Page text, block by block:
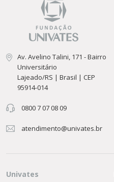
Av. Avelino Talini, 171 - Bairro
Universitário
Lajeado/RS | Brasil | CEP
95914-014
0800 7 07 08 09
atendimento@univates.br
Univates